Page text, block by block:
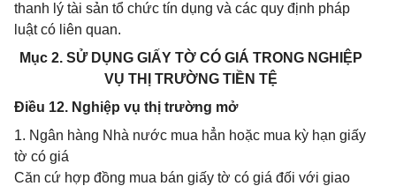
thanh lý tài sản tổ chức tín dụng và các quy định pháp
luật có liên quan.
Mục 2. SỬ DỤNG GIẤY TỜ CÓ GIÁ TRONG NGHIỆP
VỤ THỊ TRƯỜNG TIỀN TỆ
Điều 12. Nghiệp vụ thị trường mở
1. Ngân hàng Nhà nước mua hẳn hoặc mua kỳ hạn giấy
tờ có giá
Căn cứ hợp đồng mua bán giấy tờ có giá đối với giao